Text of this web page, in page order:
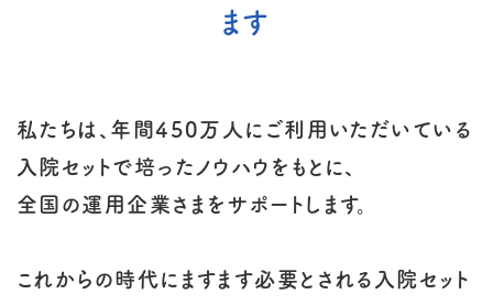
ます
私たちは、年間450万人にご利用いただいている
入院セットで培ったノウハウをもとに、
全国の運用企業さまをサポートします。
これからの時代にますます必要とされる入院セット